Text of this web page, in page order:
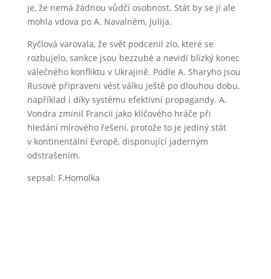
je, že nemá žádnou vůdčí osobnost. Stát by se jí ale
mohla vdova po A. Navalném, Julija.
Ryčlová varovala, že svět podcenil zlo, které se
rozbujelo, sankce jsou bezzubé a nevidí blízký konec
válečného konfliktu v Ukrajině. Podle A. Sharyho jsou
Rusové připraveni vést válku ještě po dlouhou dobu,
například i díky systému efektivní propagandy. A.
Vondra zmínil Francii jako klíčového hráče při
hledání mírového řešení, protože to je jediný stát
v kontinentální Evropě, disponující jaderným
odstrašením.
sepsal: F.Homolka